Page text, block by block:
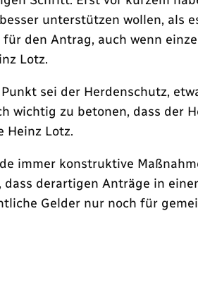
unterstützen wollen, als
den Antrag, auch wenn
Lotz.
sei der Herdenschutz,
wichtig zu betonen, dass der
Heinz Lotz.
immer konstruktive
dass derartigen Anträge in
Gelder nur noch für